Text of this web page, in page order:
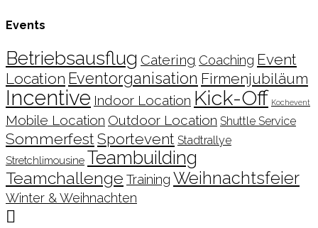
Events
Betriebsausflug Catering Coaching Event
Location Eventorganisation Firmenjubiläum
Incentive Indoor Location Kick-Off Kochevent
Mobile Location Outdoor Location Shuttle Service
SommerfestSportevent Stadtrallye
Stretchlimousine Teambuilding
Teamchallenge Training Weihnachtsfeier
Winter & Weihnachten
